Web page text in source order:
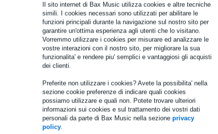
Il sito internet di Bax Music utilizza cookies e altre tecniche
simili. I cookies necessari sono utilizzati per abilitare le
funzioni principali durante la navigazione sul nostro sito per
garantire un'ottima esperienza agli utenti che lo visitano.
Vorremmo utilizzare i cookies per misurare ed analizzare le
vostre interazioni con il nostro sito, per migliorare la sua
funzionalita' e rendere piu' semplici e vantaggiosi gli acquisti
dei clienti.
Preferite non utilizzare i cookies? Avete la possibilita' nella
sezione cookie preferenze di indicare quali cookies
possiamo utilizzare e quali non. Potete trovare ulteriori
informazioni sui cookies e sul trattamento dei vostri dati
personali da parte di Bax Music nella sezione privacy
policy.
1.250 marchi leader
Informazioni sul prodotto
tipo di strumento: live / pro-audio
numero di canali: 8 canali audio completamente schermati
connettore: accoppiatore db25 femmina
Specifiche complete
Accessori (12)